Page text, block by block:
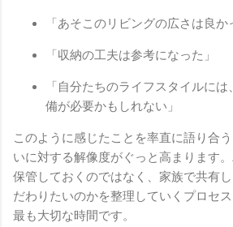
「あそこのリビングの広さは良か
「収納の工夫は参考になった」
「自分たちのライフスタイルに
備が必要かもしれない」
このように感じたことを率直に語り合
いに対する解像度がぐっと高まります
保管しておくのではなく、家族で共有
だわりたいのかを整理していくプロセ
最も大切な時間です。